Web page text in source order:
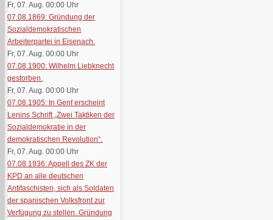
Fr, 07. Aug. 00:00 Uhr
07.08.1869: Gründung der
Sozialdemokratischen
Arbeiterpartei in Eisenach.
Fr, 07. Aug. 00:00 Uhr
07.08.1900: Wilhelm Liebknecht
gestorben.
Fr, 07. Aug. 00:00 Uhr
07.08.1905: In Genf erscheint
Lenins Schrift „Zwei Taktiken der
Sozialdemokratie in der
demokratischen Revolution“.
Fr, 07. Aug. 00:00 Uhr
07.08.1936: Appell des ZK der
KPD an alle deutschen
Antifaschisten, sich als Soldaten
der spanischen Volksfront zur
Verfügung zu stellen. Gründung